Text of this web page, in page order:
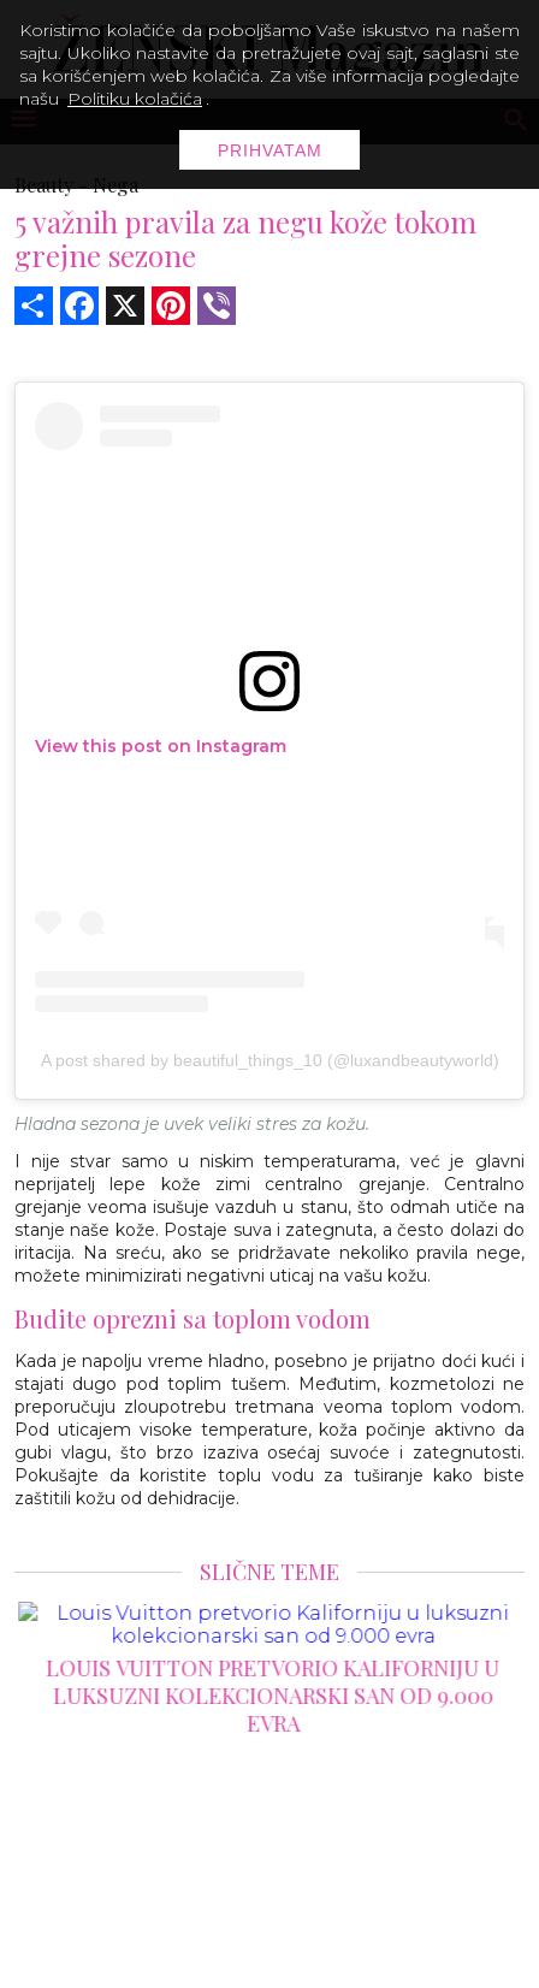
Beauty -Nega
5 važnih pravila za negu kože tokom
grejne sezone
Share Facebook Pinterest
View this post on Instagram
A post shared by beautiful_things_10 (@luxandbeautyworld)
Hladna sezona je uvek veliki stres za kožu.
I nije stvar samo u niskim temperaturama, već je glavni
neprijatelj lepe kože zimi centralno grejanje. Centralno
grejanje veoma isušuje vazduh u stanu, što odmah utiče na
stanje naše kože. Postaje suva i zategnuta, a često dolazi do
iritacija. Na sreću, ako se pridržavate nekoliko pravila nege,
možete minimizirati negativni uticaj na vašu kožu.
Budite oprezni sa toplom vodom
Kada je napolju vreme hladno, posebno je prijatno doći kući i
stajati dugo pod toplim tušem. Međutim, kozmetolozi ne
preporučuju zloupotrebu tretmana veoma toplom vodom.
Pod uticajem visoke temperature, koža počinje aktivno da
gubi vlagu, što brzo izaziva osećaj suvoće i zategnutosti.
Pokušajte da koristite toplu vodu za tuširanje kako biste
zaštitili kožu od dehidracije.
SLIČNE TEME
LOUIS VUITTON PRETVORIO KALIFORNIJU U
LUKSUZNI KOLEKCIONARSKI SAN OD 9.000
EVRA
Koristimo kolačiće da poboljšamo Vaše iskustvo na našem
sajtu. Ukoliko nastavite da pretražujete ovaj sajt, saglasni ste
sa korišćenjem web kolačića. Za više informacija pogledajte
našu Politiku kolačića .
PRIHVATAM